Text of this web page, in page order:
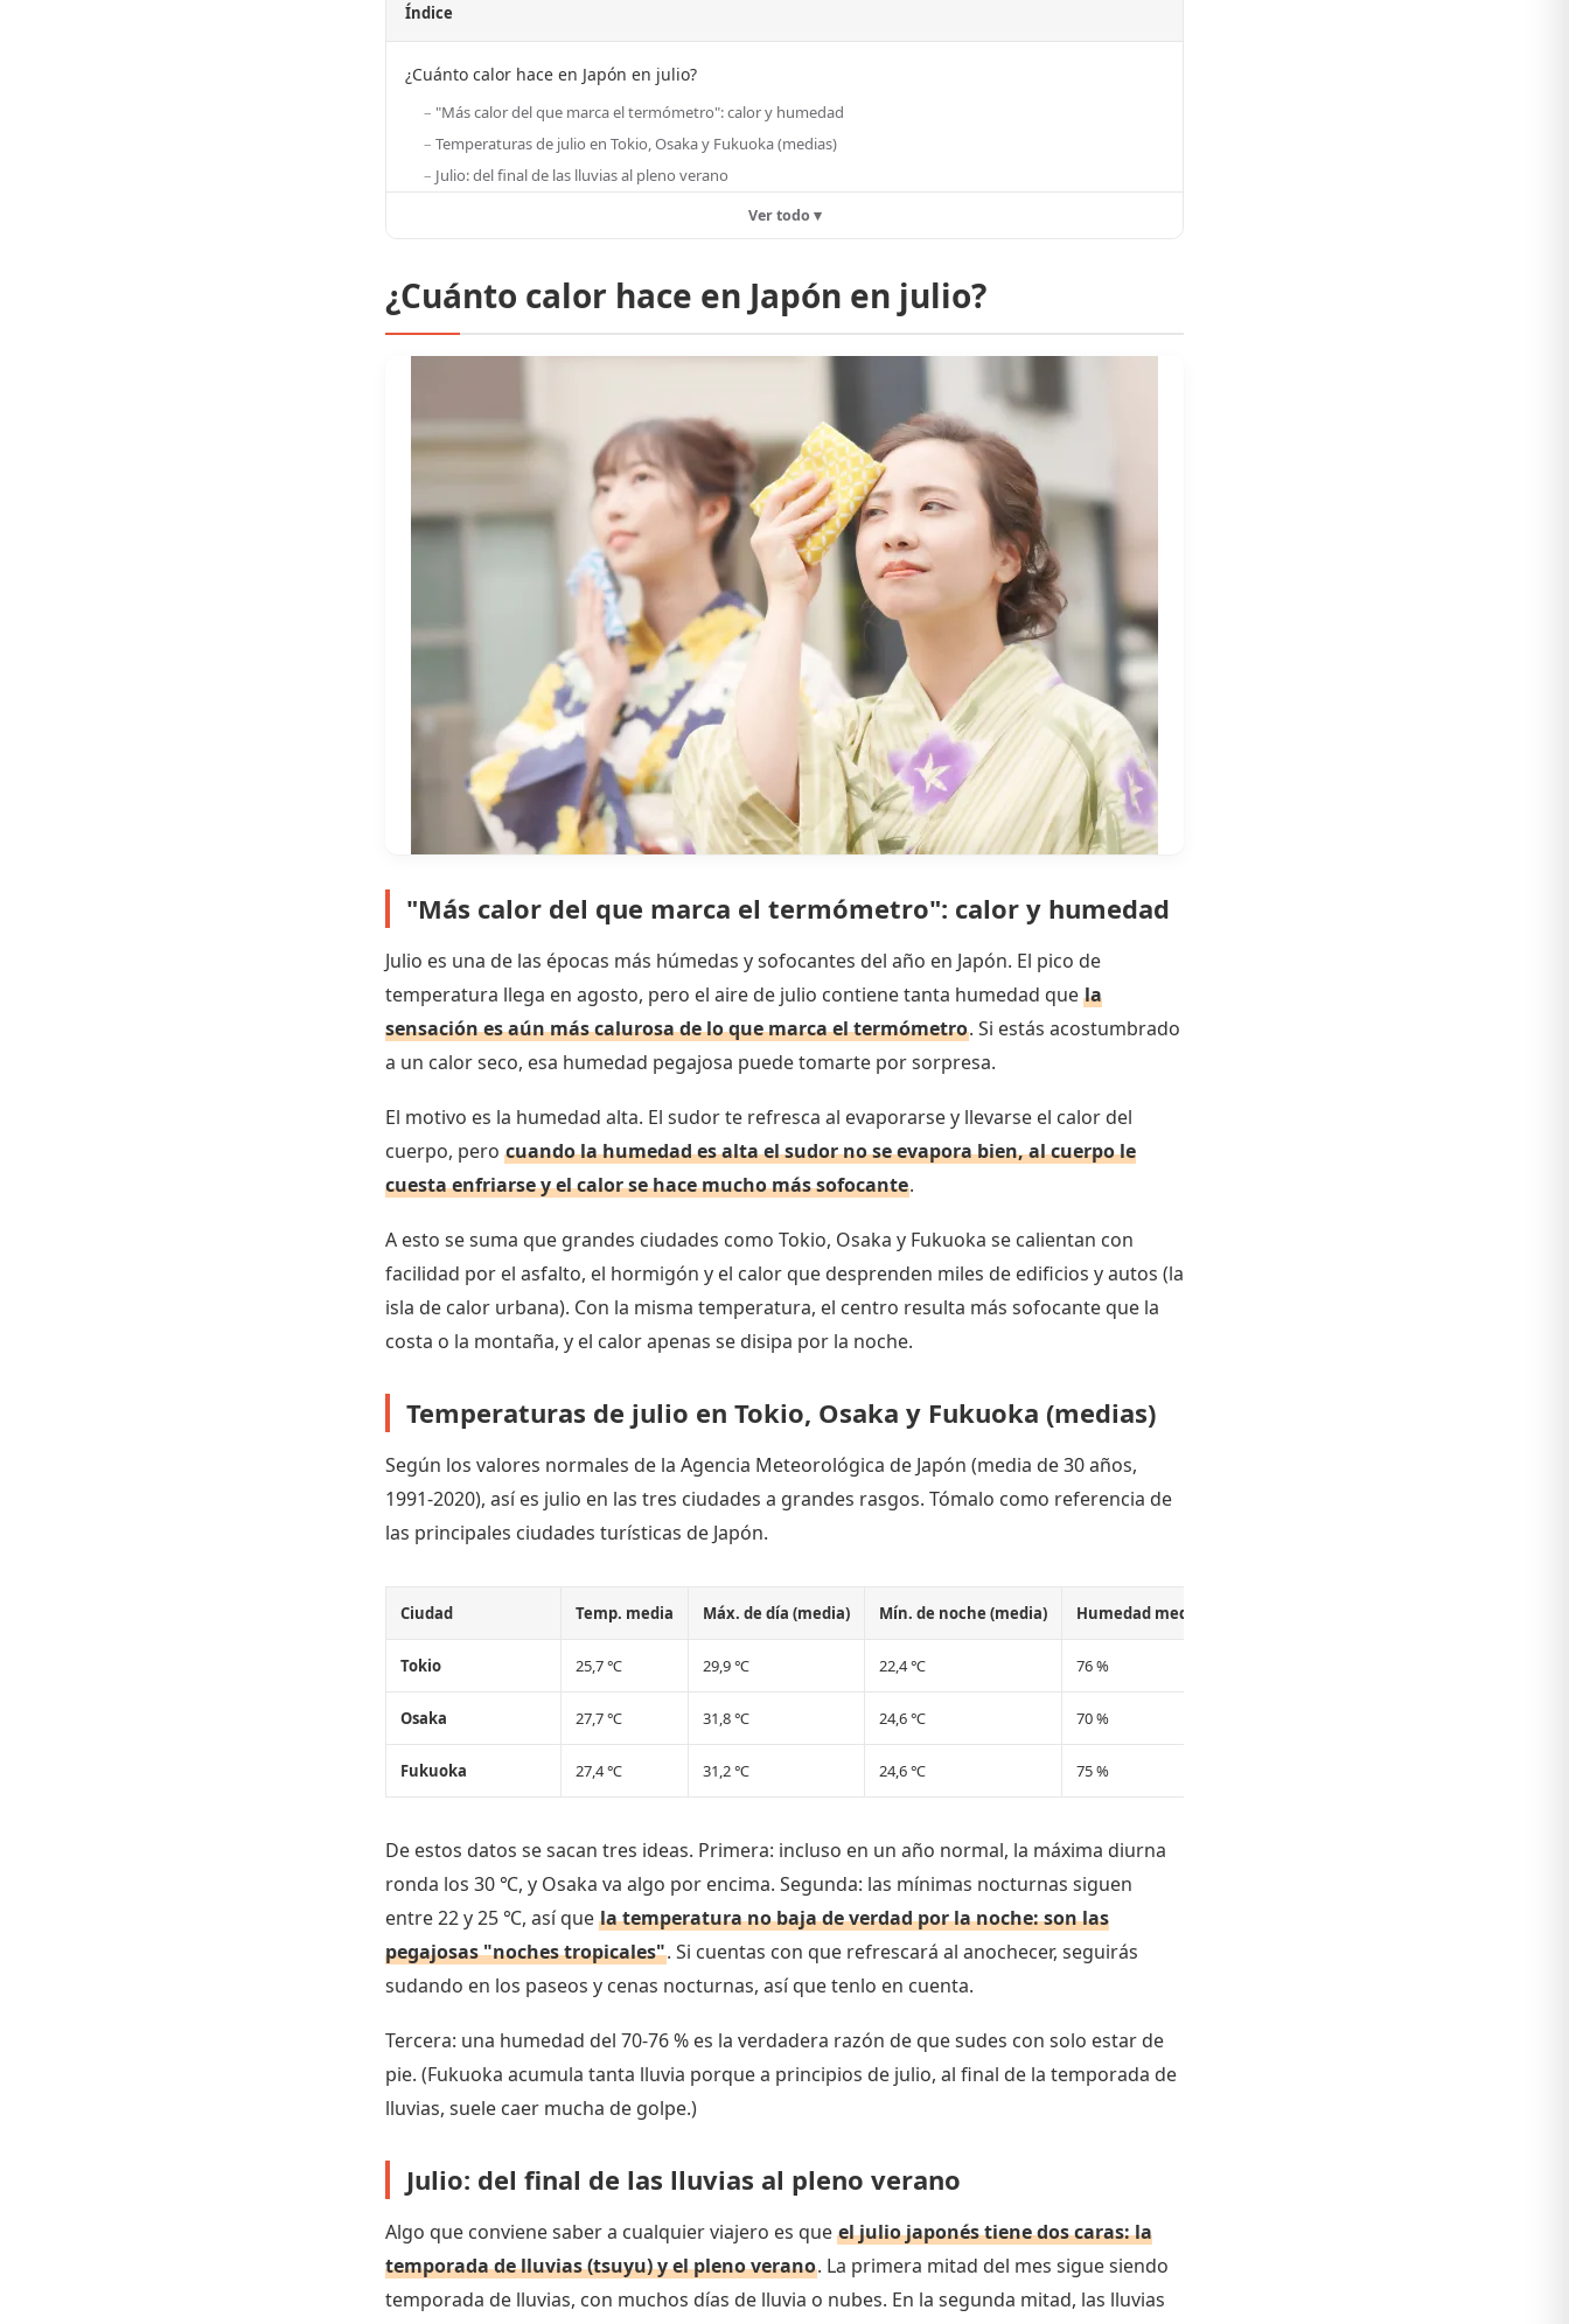
Índice
¿Cuánto calor hace en Japón en julio?
"Más calor del que marca el termómetro": calor y humedad
Temperaturas de julio en Tokio, Osaka y Fukuoka (medias)
Julio: del final de las lluvias al pleno verano
Ver todo ▾
¿Cuánto calor hace en Japón en julio?
"Más calor del que marca el termómetro": calor y humedad
Julio es una de las épocas más húmedas y sofocantes del año en Japón. El pico de
temperatura llega en agosto, pero el aire de julio contiene tanta humedad que la
sensación es aún más calurosa de lo que marca el termómetro. Si estás acostumbrado
a un calor seco, esa humedad pegajosa puede tomarte por sorpresa.
El motivo es la humedad alta. El sudor te refresca al evaporarse y llevarse el calor del
cuerpo, pero cuando la humedad es alta el sudor no se evapora bien, al cuerpo le
cuesta enfriarse y el calor se hace mucho más sofocante.
A esto se suma que grandes ciudades como Tokio, Osaka y Fukuoka se calientan con
facilidad por el asfalto, el hormigón y el calor que desprenden miles de edificios y autos (la
isla de calor urbana). Con la misma temperatura, el centro resulta más sofocante que la
costa o la montaña, y el calor apenas se disipa por la noche.
Temperaturas de julio en Tokio, Osaka y Fukuoka (medias)
Según los valores normales de la Agencia Meteorológica de Japón (media de 30 años,
1991-2020), así es julio en las tres ciudades a grandes rasgos. Tómalo como referencia de
las principales ciudades turísticas de Japón.
Ciudad Temp. media Máx. de día (media) Mín. de noche (media) Humedad media
Tokio 25,7 ℃ 29,9 ℃ 22,4 ℃ 76 %
Osaka 27,7 ℃ 31,8 ℃ 24,6 ℃ 70 %
Fukuoka 27,4 ℃ 31,2 ℃ 24,6 ℃ 75 %
De estos datos se sacan tres ideas. Primera: incluso en un año normal, la máxima diurna
ronda los 30 ℃, y Osaka va algo por encima. Segunda: las mínimas nocturnas siguen
entre 22 y 25 ℃, así que la temperatura no baja de verdad por la noche: son las
pegajosas "noches tropicales". Si cuentas con que refrescará al anochecer, seguirás
sudando en los paseos y cenas nocturnas, así que tenlo en cuenta.
Tercera: una humedad del 70-76 % es la verdadera razón de que sudes con solo estar de
pie. (Fukuoka acumula tanta lluvia porque a principios de julio, al final de la temporada de
lluvias, suele caer mucha de golpe.)
Julio: del final de las lluvias al pleno verano
Algo que conviene saber a cualquier viajero es que el julio japonés tiene dos caras: la
temporada de lluvias (tsuyu) y el pleno verano. La primera mitad del mes sigue siendo
temporada de lluvias, con muchos días de lluvia o nubes. En la segunda mitad, las lluvias